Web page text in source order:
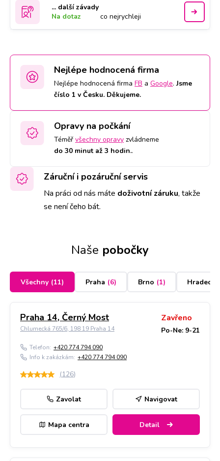
... další závady
Na dotaz
co nejrychleji
Nejlépe hodnocená firma
Nejlépe hodnocená firma FB a Google.Jsme
číslo 1 v Česku. Děkujeme.
Opravy na počkání
Téměř všechny opravy zvládneme
do 30 minut až 3 hodin..
Záruční i pozáruční servis
Na práci od nás máte doživotní záruku, takže
se není čeho bát.
Naše pobočky
Všechny (11) Praha (6) Brno (1) Hradec
Praha 14, Černý Most
Chlumecká 765/6, 198 19 Praha 14
Zavřeno
Po-Ne: 9-21
Telefon: +420 774 794 090
Info k zakázkám: +420 774 794 090
(126)
Zavolat Navigovat
Mapa centra Detail